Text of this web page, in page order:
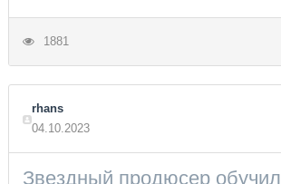
1881
rhans
04.10.2023
Звездный продюсер обучил